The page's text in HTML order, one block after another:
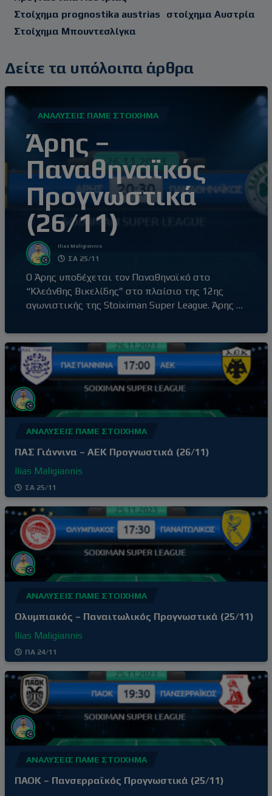
Στοίχημα prognostika austrias
στοίχημα Αυστρία
Στοίχημα Μπουντεσλίγκα
Δείτε τα υπόλοιπα άρθρα
ΑΝΑΛΎΣΕΙΣ ΠΆΜΕ ΣΤΟΊΧΗΜΑ
Άρης –
Παναθηναϊκός
Προγνωστικά
(26/11)
Ilias Maligiannis
ΣΑ 25/11
Ο Άρης υποδέχεται τον Παναθηναϊκό στο
“Κλεάνθης Βικελίδης” στο πλαίσιο της 12ης
αγωνιστικής της Stoiximan Super League. Άρης –
με τη νίκη επί του Βόλου εκτός έδρας, με σκορ
0-2, αφήνοντας πίσω του την απρόσμενη ήττα
στο γήπεδό του από τον Ατρόμητο (1-3) δύο
αγωνιστικές πριν. Τρίτη νίκη στα
ΑΝΑΛΎΣΕΙΣ ΠΆΜΕ ΣΤΟΊΧΗΜΑ
ΠΑΣ Γιάννινα – ΑΕΚ Προγνωστικά (26/11)
Ilias Maligiannis
ΣΑ 25/11
ΑΝΑΛΎΣΕΙΣ ΠΆΜΕ ΣΤΟΊΧΗΜΑ
Ολυμπιακός – Παναιτωλικός Προγνωστικά (25/11)
Ilias Maligiannis
ΠΑ 24/11
ΑΝΑΛΎΣΕΙΣ ΠΆΜΕ ΣΤΟΊΧΗΜΑ
ΠΑΟΚ – Πανσερραϊκός Προγνωστικά (25/11)